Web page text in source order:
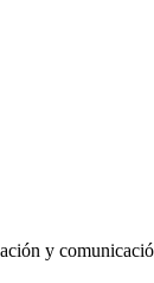
y